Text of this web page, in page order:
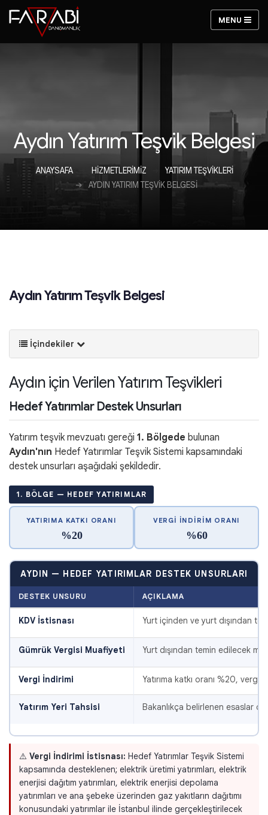
Aydın Yatırım Teşvik Belgesi
ANAYSAFA HIZMETLERIMIZ
YATIRIM TEŞVIKLERI
AYDIN YATIRIM TEŞVIK BELGESI
Aydın Yatırım Teşvik Belgesi
İçindekiler
Aydın için Verilen Yatırım Teşvikleri
Hedef Yatırımlar Destek Unsurları
Yatırım teşvik mevzuatı gereği 1. Bölgede bulunan
Aydın'nın Hedef Yatırımlar Teşvik Sistemi kapsamındaki
destek unsurları aşağıdaki şekildedir.
1. BÖLGE — HEDEF YATIRIMLAR
YATIRIMA KATKI ORANI
%20
VERGI İNDIRIM ORANI
%60
AYDIN — HEDEF YATIRIMLAR DESTEK UNSURLARI
DESTEK UNSURU AÇIKLAMA
KDV İstisnası Yurt içinden ve yurt dışından
Gümrük Vergisi Muafiyeti Yurt dışından temin edilecek
Vergi İndirimi Yatırıma katkı oranı %20, vergi
Yatırım Yeri Tahsisi Bakanlıkça belirlenen esaslar
⚠️ Vergi İndirimi İstisnası: Hedef Yatırımlar Teşvik Sistemi
kapsamında desteklenen; elektrik üretimi yatırımları, elektrik
enerjisi dağıtım yatırımları, elektrik enerjisi depolama
yatırımları ve ana şebeke üzerinden gaz yakıtların dağıtımı
konusundaki yatırımlar ile İstanbul ilinde gerçekleştirilecek